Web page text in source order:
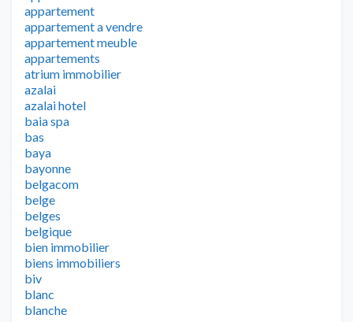
appartement
appartement a vendre
appartement meuble
appartements
atrium immobilier
azalai
azalai hotel
baia spa
bas
baya
bayonne
belgacom
belge
belges
belgique
bien immobilier
biens immobiliers
biv
blanc
blanche